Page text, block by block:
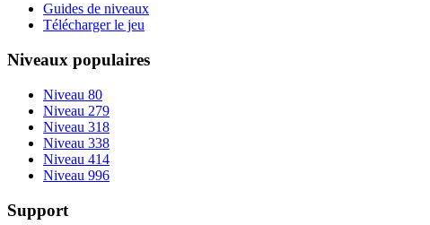
Guides de niveaux
Télécharger le jeu
Niveaux populaires
Niveau 80
Niveau 279
Niveau 318
Niveau 338
Niveau 414
Niveau 996
Support